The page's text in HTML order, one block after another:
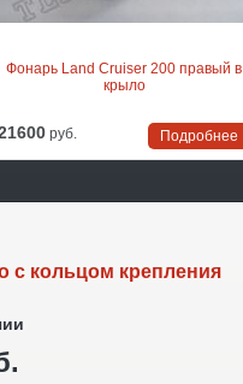
Фонарь Land Cruiser 200 правый в
крыло
руб. Подробнее
с кольцом крепления